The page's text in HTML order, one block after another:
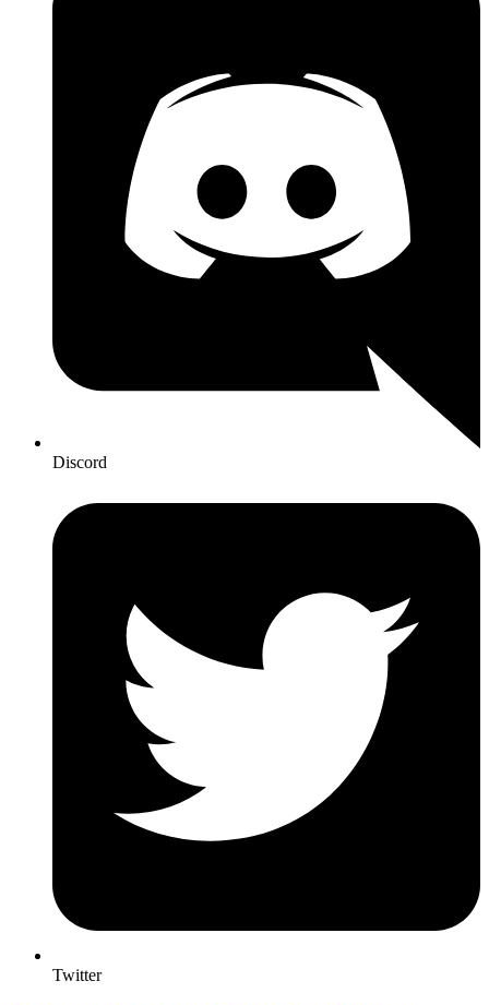
Discord
Twitter